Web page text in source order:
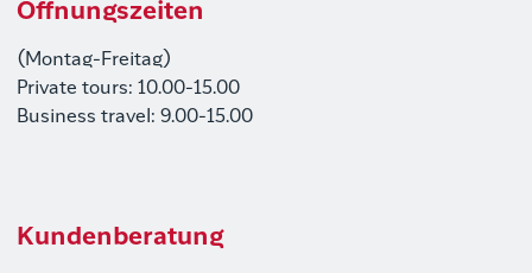
Öffnungszeiten
(Montag-Freitag)
Private tours: 10.00-15.00
Business travel: 9.00-15.00
Kundenberatung